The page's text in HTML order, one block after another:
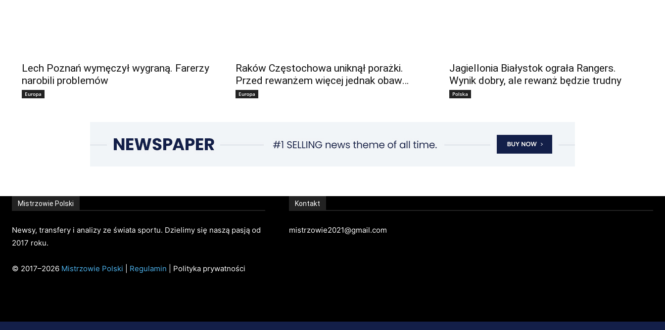
Lech Poznań wymęczył wygraną. Farerzy
narobili problemów
Europa
Raków Częstochowa uniknął porażki.
Przed rewanżem więcej jednak obaw…
Europa
Jagiellonia Białystok ograła Rangers.
Wynik dobry, ale rewanż będzie trudny
Polska
Mistrzowie Polski
Newsy, transfery i analizy ze świata sportu. Dzielimy się naszą pasją od
2017 roku.
© 2017–2026 Mistrzowie Polski Regulamin | Polityka prywatności
Kontakt
mistrzowie2021@gmail.com